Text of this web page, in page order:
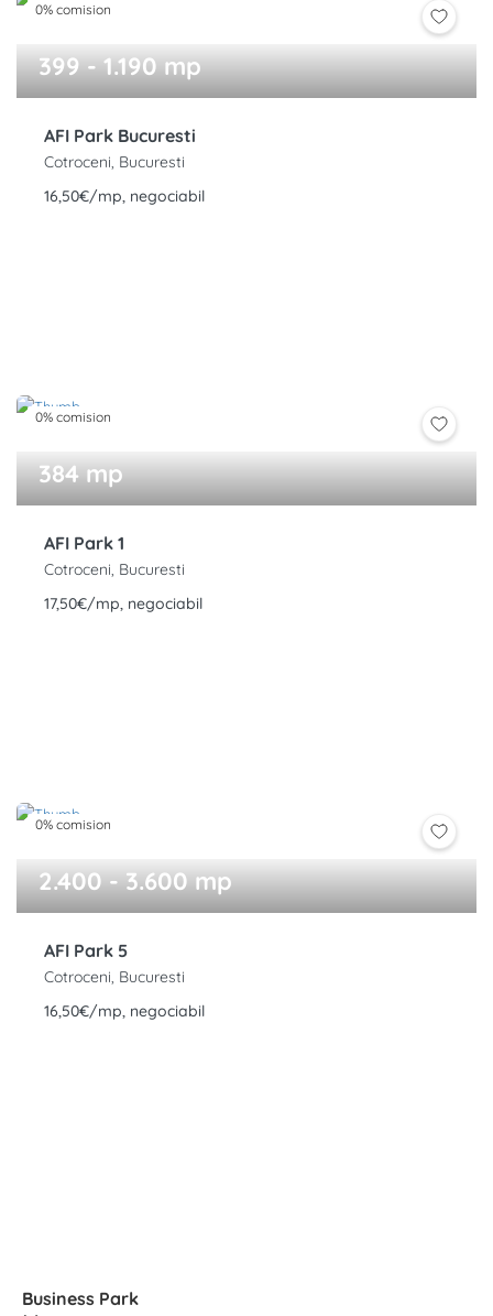
0% comision
399 - 1.190 mp
AFI Park Bucuresti
Cotroceni, Bucuresti
16,50€/mp, negociabil
0% comision
384 mp
AFI Park 1
Cotroceni, Bucuresti
17,50€/mp, negociabil
0% comision
2.400 - 3.600 mp
AFI Park 5
Cotroceni, Bucuresti
16,50€/mp, negociabil
Business Park